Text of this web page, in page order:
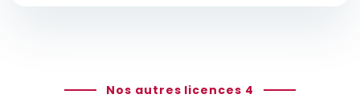
Nos autres licences 4